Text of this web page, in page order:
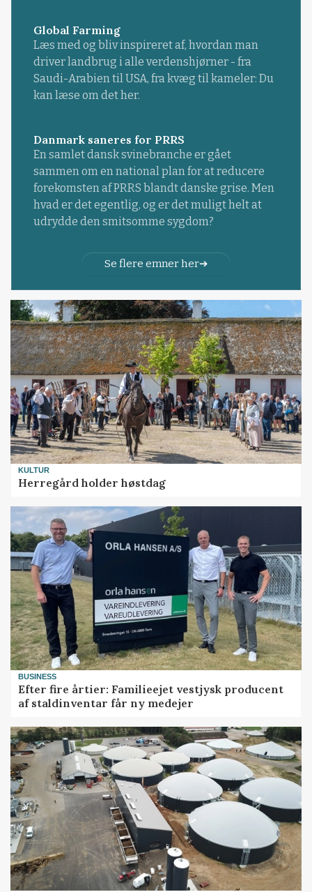
Global Farming
Læs med og bliv inspireret af, hvordan man
driver landbrug i alle verdenshjørner - fra
Saudi-Arabien til USA, fra kvæg til kameler: Du
kan læse om det her.
Danmark saneres for PRRS
En samlet dansk svinebranche er gået
sammen om en national plan for at reducere
forekomsten af PRRS blandt danske grise. Men
hvad er det egentlig, og er det muligt helt at
udrydde den smitsomme sygdom?
Se flere emner her
KULTUR
Herregård holder høstdag
BUSINESS
Efter fire årtier: Familieejet vestjysk producent
af staldinventar får ny medejer